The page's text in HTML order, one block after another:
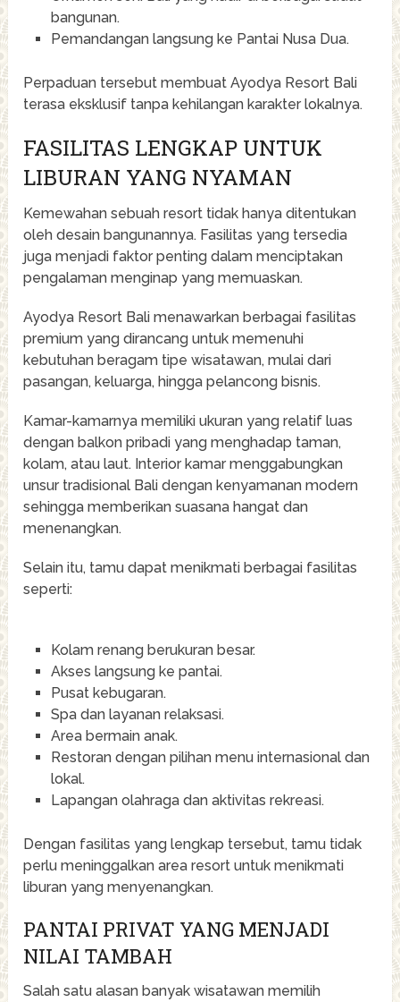
bangunan.
Pemandangan langsung ke Pantai Nusa Dua.
Perpaduan tersebut membuat Ayodya Resort Bali
terasa eksklusif tanpa kehilangan karakter lokalnya.
FASILITAS LENGKAP UNTUK
LIBURAN YANG NYAMAN
Kemewahan sebuah resort tidak hanya ditentukan
oleh desain bangunannya. Fasilitas yang tersedia
juga menjadi faktor penting dalam menciptakan
pengalaman menginap yang memuaskan.
Ayodya Resort Bali menawarkan berbagai fasilitas
premium yang dirancang untuk memenuhi
kebutuhan beragam tipe wisatawan, mulai dari
pasangan, keluarga, hingga pelancong bisnis.
Kamar-kamarnya memiliki ukuran yang relatif luas
dengan balkon pribadi yang menghadap taman,
kolam, atau laut. Interior kamar menggabungkan
unsur tradisional Bali dengan kenyamanan modern
sehingga memberikan suasana hangat dan
menenangkan.
Selain itu, tamu dapat menikmati berbagai fasilitas
seperti:
Kolam renang berukuran besar.
Akses langsung ke pantai.
Pusat kebugaran.
Spa dan layanan relaksasi.
Area bermain anak.
Restoran dengan pilihan menu internasional dan
lokal.
Lapangan olahraga dan aktivitas rekreasi.
Dengan fasilitas yang lengkap tersebut, tamu tidak
perlu meninggalkan area resort untuk menikmati
liburan yang menyenangkan.
PANTAI PRIVAT YANG MENJADI
NILAI TAMBAH
Salah satu alasan banyak wisatawan memilih